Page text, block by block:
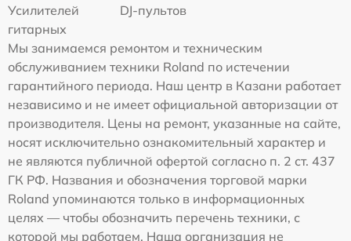
Усилителей
гитарных
DJ-пультов
Мы занимаемся ремонтом и техническим
обслуживанием техники Roland по истечении
гарантийного периода. Наш центр в Казани работает
независимо и не имеет официальной авторизации от
производителя. Цены на ремонт, указанные на сайте,
носят исключительно ознакомительный характер и
не являются публичной офертой согласно п. 2 ст. 437
ГК РФ. Названия и обозначения торговой марки
Roland упоминаются только в информационных
целях — чтобы обозначить перечень техники, с
которой мы работаем. Наша организация не